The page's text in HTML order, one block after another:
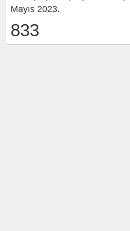
Mayıs 2023.
833